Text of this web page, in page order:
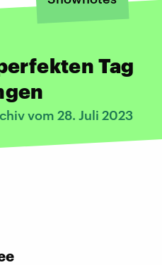
Tag
vom 28. Juli 2023